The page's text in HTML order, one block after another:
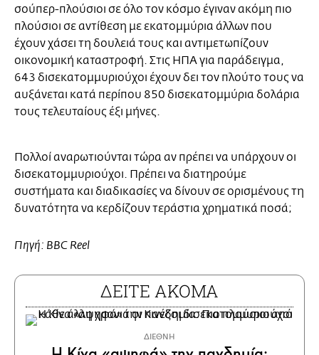
σούπερ-πλούσιοι σε όλο τον κόσμο έγιναν ακόμη πιο
πλούσιοι σε αντίθεση με εκατομμύρια άλλων που
έχουν χάσει τη δουλειά τους και αντιμετωπίζουν
οικονομική καταστροφή. Στις ΗΠΑ για παράδειγμα,
643 δισεκατομμυριούχοι έχουν δει τον πλούτο τους να
αυξάνεται κατά περίπου 850 δισεκατομμύρια δολάρια
τους τελευταίους έξι μήνες.
Πολλοί αναρωτιούνται τώρα αν πρέπει να υπάρχουν οι
δισεκατομμυριούχοι. Πρέπει να διατηρούμε
συστήματα και διαδικασίες να δίνουν σε ορισμένους τη
δυνατότητα να κερδίζουν τεράστια χρηματικά ποσά;
Πηγή: BBC Reel
ΔΕΙΤΕ ΑΚΟΜΑ
ΔΙΕΘΝΗ